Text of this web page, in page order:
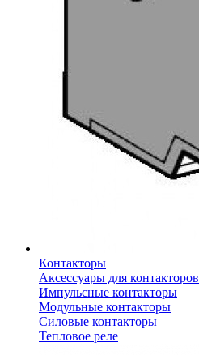
Контакторы
Аксессуары для контакторов
Импульсные контакторы
Модульные контакторы
Силовые контакторы
Тепловое реле